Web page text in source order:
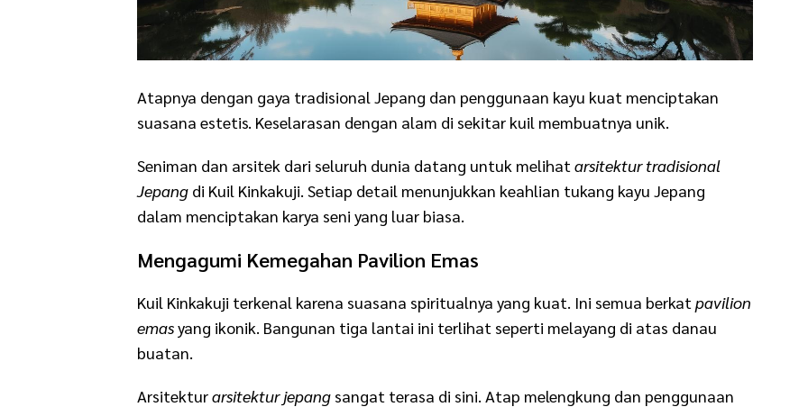
Atapnya dengan gaya tradisional Jepang dan penggunaan kayu kuat menciptakan
suasana estetis. Keselarasan dengan alam di sekitar kuil membuatnya unik.
Seniman dan arsitek dari seluruh dunia datang untuk melihat arsitektur tradisional
Jepang di Kuil Kinkakuji. Setiap detail menunjukkan keahlian tukang kayu Jepang
dalam menciptakan karya seni yang luar biasa.
Mengagumi Kemegahan Pavilion Emas
Kuil Kinkakuji terkenal karena suasana spiritualnya yang kuat. Ini semua berkat pavilion
emasyang ikonik. Bangunan tiga lantai ini terlihat seperti melayang di atas danau
buatan.
Arsitekturarsitektur jepang sangat terasa di sini. Atap melengkung dan penggunaan